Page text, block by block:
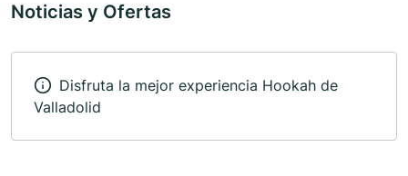
Noticias y Ofertas
Disfruta la mejor experiencia Hookah de
Valladolid